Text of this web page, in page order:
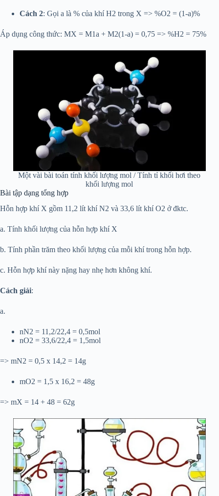
Cách 2: Gọi a là % của khí H2 trong X => %O2 = (1-a)%
Áp dụng công thức: MX = M1a + M2(1-a) = 0,75 => %H2 = 75%
Một vài bài toán tính khối lượng mol / Tính tỉ khối hơi theo
khối lượng mol
Bài tập dạng tổng hợp
Hỗn hợp khí X gồm 11,2 lít khí N2 và 33,6 lít khí O2 ở đktc.
a. Tính khối lượng của hỗn hợp khí X
b. Tính phần trăm theo khối lượng của mỗi khí trong hỗn hợp.
c. Hỗn hợp khí này nặng hay nhẹ hơn không khí.
Cách giải:
a.
nN2 = 11,2/22,4 = 0,5mol
nO2 = 33,6/22,4 = 1,5mol
=> mN2 = 0,5 x 14,2 = 14g
mO2 = 1,5 x 16,2 = 48g
=> mX = 14 + 48 = 62g